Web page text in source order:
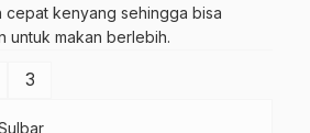
cepat kenyang sehingga bisa
untuk makan berlebih.
3